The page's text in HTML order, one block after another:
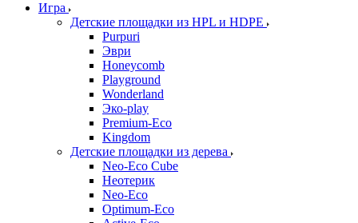
Игра
Детские площадки из HPL и HDPE
Purpuri
Эври
Honeycomb
Playground
Wonderland
Эко-play
Premium-Eco
Kingdom
Детские площадки из дерева
Neo-Eco Cube
Неотерик
Neo-Eco
Оptimum-Еco